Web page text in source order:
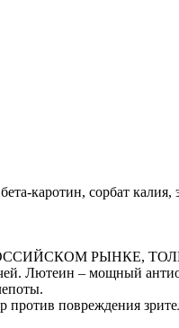
каротин, сорбат калия,
РЫНКЕ,
Лютеин – мощный
против повреждения